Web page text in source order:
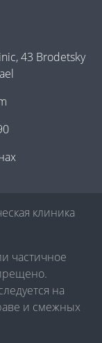
43 Brodetsky
клиника
частичное
на
и смежных